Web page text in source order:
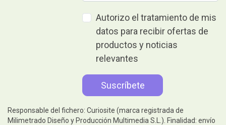
Autorizo el tratamiento de mis
datos para recibir ofertas de
productos y noticias
relevantes
Responsable del fichero: Curiosite (marca registrada de
Milimetrado Diseño y Producción Multimedia S.L.). Finalidad: envío